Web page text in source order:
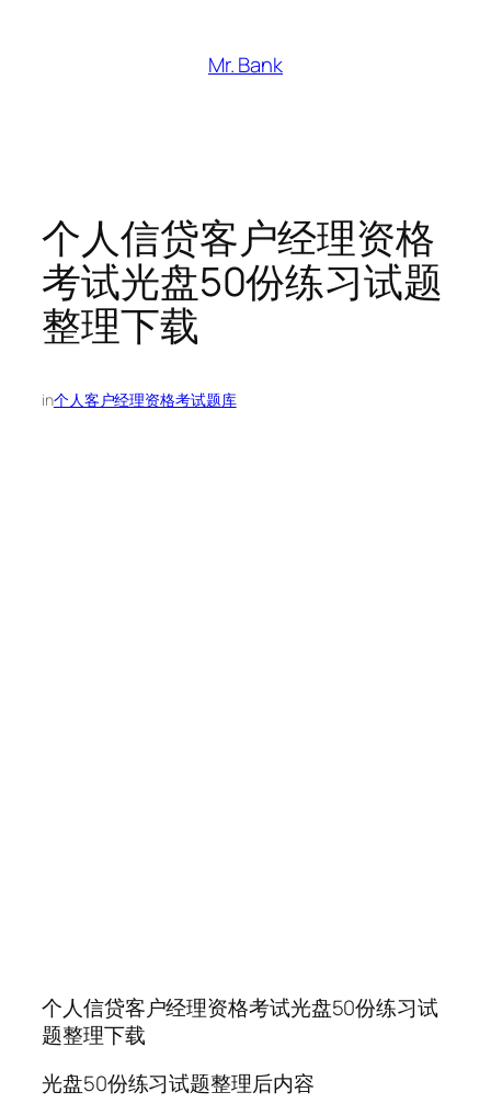
Mr. Bank
个人信贷客户经理资格
考试光盘50份练习试题
整理下载
in个人客户经理资格考试题库
个人信贷客户经理资格考试光盘50份练习试
题整理下载
光盘50份练习试题整理后内容